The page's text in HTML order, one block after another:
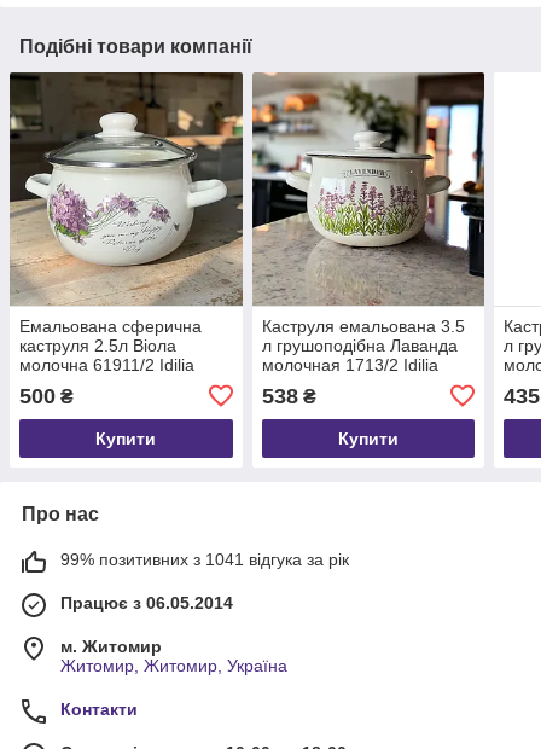
Подібні товари компанії
Емальована сферична
каструля 2.5л Віола
молочна 61911/2 Idilia
500 ₴
Купити
Каструля емальована 3.5
л грушоподібна Лаванда
молочная 1713/2 Idilia
538₴
Купити
л
435
Про нас
99% позитивних з 1041 відгука за рік
Працює з 06.05.2014
м. Житомир
Житомир, Житомир, Україна
Контакти